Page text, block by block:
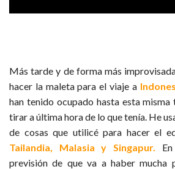
Más tarde y de forma más
hacer la maleta para el viaje a
han tenido ocupado hasta esta
tirar a última hora de lo que tenía. He
de cosas que utilicé para hacer el
Tailandia, Malasia y Singapur.
previsión de que va a haber mucha